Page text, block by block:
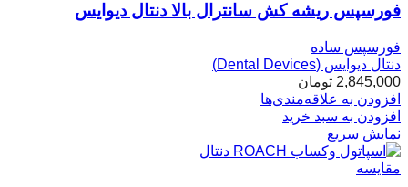
فورسپس ریشه کش سانترال بالا دنتال دیوایس
فورسپس ساده
دنتال دیوایس (Dental Devices)
2,845,000 تومان
افزودن به علاقه‌مندی‌ها
افزودن به سبد خرید
نمایش سریع
مقایسه